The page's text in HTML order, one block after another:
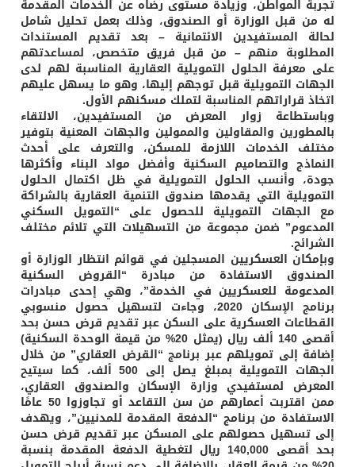
تجربة المواطن، وزيادة مستوى رضاه عن الخدمات المقدمة
له من قبل الوزارة أو الصندوق، وذلك بعمل تحليل شامل
لحالة المستفيدين الائتمانية – بعد تقديم المستندات
المطلوبة منهم – من قبل فريق متخصص، لمساعدتهم
على معرفة الحلول التمويلية العقارية المناسبة لهم لدى
الجهات التمويلية قبل توجهم إليها، وهو ما يسهل عليهم
اتخاذ قراراتهم المناسبة لتملك مسكنهم الأول.
وباستطاعة زوار المعرض من المستفيدين، الالتقاء
بالمطورين والمقاولين والممولين والجهات المعنية بتوفير
مختلف الخدمات اللازمة للمسكن، والتعرف على أحدث
النماذج والتصاميم السكنية وأفضل مواد البناء وأكثرها
جودة، وأنسب الحلول التمويلية في ظل اكتمال الحلول
التمويلية التي يقدمها صندوق التنمية العقارية بالشراكة
مع الجهات التمويلية للحصول على “التمويل السكني
المدعوم” ضمن مجموعة من التسهيلات التي تلائم مختلف
الشرائح.
وبإمكان العسكريين المسجلين في قوائم انتظار الوزارة أو
الصندوق الاستفادة من مبادرة “القروض السكنية
المدعومة للعسكريين في الخدمة”، وهي إحدى مبادرات
برنامج الإسكان 2020، وجاءت لتسهيل حصول منسوبي
القطاعات العسكرية على السكن عبر تقديم قرض حسن بحد
أقصى 140 ألف ريال (يمثل 20% من قيمة الوحدة السكنية)
إضافة إلى تمويلهم عبر برنامج “القرض العقاري” من خلال
الجهات التمويلية بمبلغ يصل إلى 500 ألف، كما سيتيح
المعرض لمستفيدي وزارة الإسكان والصندوق العقاري،
ممن اقتربت أعمارهم من سن التقاعد أو تجاوزوا 50 عامًا
الاستفادة من برنامج “الدفعة المقدمة للمدنيين”، ويهدف
إلى تسهيل حصولهم على المسكن عبر تقديم قرض حسن
بحد أقصى 140,000 ريال لتغطية الدفعة المقدمة بنسبة